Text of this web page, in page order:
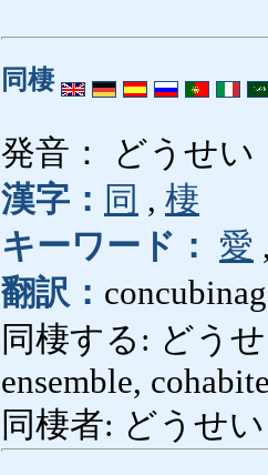
同棲
発音： どうせい
漢字： 同 , 棲
キーワード：
愛
翻訳：
同棲する: どう
ensemble,
同棲者: どうせ